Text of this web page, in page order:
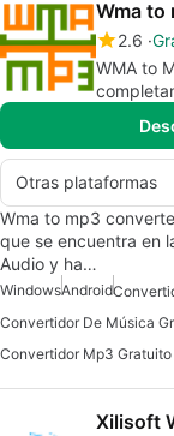
Wma to
2.6
WMA to
Otras plataformas
Wma to mp3
que se encuentra en
Audio y ha…
WindowsAndroid
Convertidor Mp3
Xilisoft